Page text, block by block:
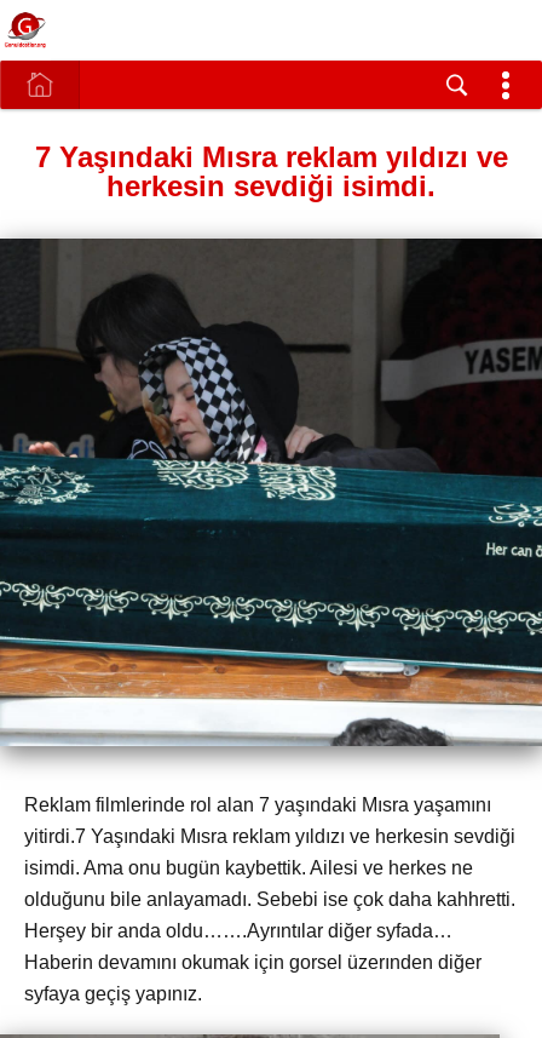
7 Yaşındaki Mısra reklam yıldızı ve
herkesin sevdiği isimdi.
Reklam filmlerinde rol alan 7 yaşındaki Mısra yaşamını
yitirdi.7 Yaşındaki Mısra reklam yıldızı ve herkesin sevdiği
isimdi. Ama onu bugün kaybettik. Ailesi ve herkes ne
olduğunu bile anlayamadı. Sebebi ise çok daha kahhretti.
Herşey bir anda oldu…….Ayrıntılar diğer syfada…
Haberin devamını okumak için gorsel üzerınden diğer
syfaya geçiş yapınız.